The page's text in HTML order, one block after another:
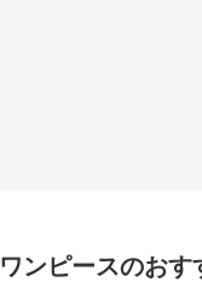
ワンピースのおす